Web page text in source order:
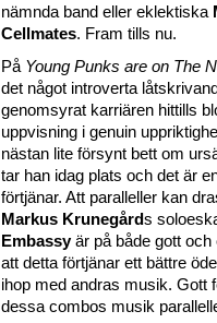
nämnda band eller eklektiska
Cellmates. Fram tills nu.
På Young Punks are on The
det något introverta
genomsyrat karriären hittills
uppvisning i genuin
nästan lite försynt bett om
tar han idag plats och det är
förtjänar. Att paralleller kan
Markus Krunegårds
Embassyär på både gott och
att detta förtjänar ett bättre
ihop med andras musik. Gott
dessa combos musik